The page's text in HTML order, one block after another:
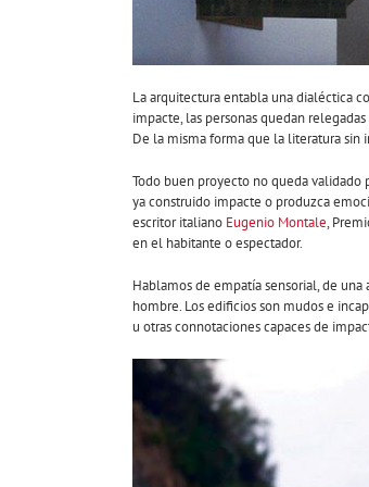
La arquitectura entabla una dialéctica
impacte, las personas quedan
De la misma forma que la literatura sin
Todo buen proyecto no queda validado
ya construido impacte o produzca
escritor italiano Eugenio Montale,
en el habitante o espectador.
Hablamos de empatía sensorial, de
hombre. Los edificios son mudos e
u otras connotaciones capaces de